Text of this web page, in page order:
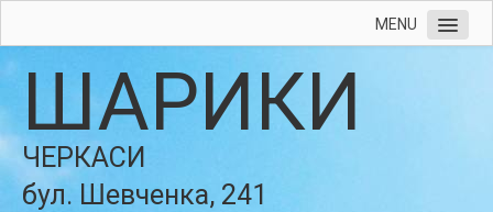
MENU
ШАРИКИ
ЧЕРКАСИ
бул. Шевченка, 241